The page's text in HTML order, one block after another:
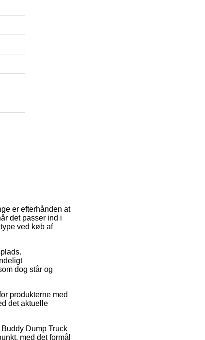
er efterhånden at
det passer ind i
ved køb af
dog står og
produkterne med
det aktuelle
Dump Truck
med det formål